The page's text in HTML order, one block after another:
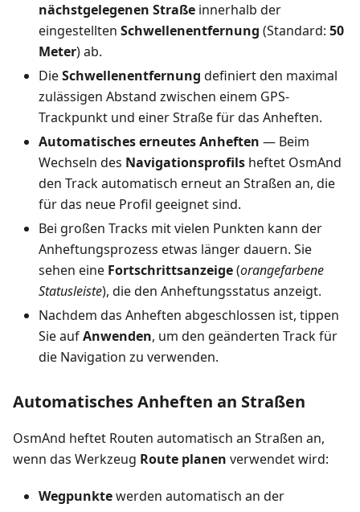
nächstgelegenen Straße innerhalb der
eingestellten Schwellenentfernung (Standard: 50
Meter) ab.
DieSchwellenentfernung definiert den maximal
zulässigen Abstand zwischen einem GPS-
Trackpunkt und einer Straße für das Anheften.
Automatisches erneutes Anheften — Beim
Wechseln des Navigationsprofils heftet OsmAnd
den Track automatisch erneut an Straßen an, die
für das neue Profil geeignet sind.
Bei großen Tracks mit vielen Punkten kann der
Anheftungsprozess etwas länger dauern. Sie
sehen eine Fortschrittsanzeige(orangefarbene
Statusleiste), die den Anheftungsstatus anzeigt.
Nachdem das Anheften abgeschlossen ist, tippen
Sie aufAnwenden, um den geänderten Track für
die Navigation zu verwenden.
Automatisches Anheften an Straßen
OsmAnd heftet Routen automatisch an Straßen an,
wenn das Werkzeug Route planen verwendet wird:
Wegpunktewerden automatisch an der